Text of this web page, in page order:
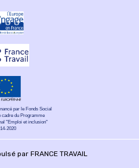
par le Fonds Social
cadre du Programme
"Emploi et inclusion"
2020
par FRANCE TRAVAIL